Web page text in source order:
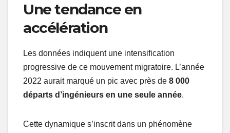
Une tendance en
accélération
Les données indiquent une intensification
progressive de ce mouvement migratoire. L’année
2022 aurait marqué un pic avec près de 8 000
départs d’ingénieurs en une seule année.
Cette dynamique s’inscrit dans un phénomène